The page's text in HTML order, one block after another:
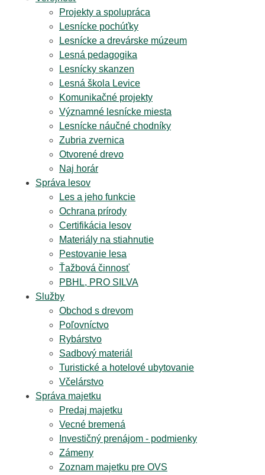
Projekty a spolupráca
Lesnícke pochúťky
Lesnícke a drevárske múzeum
Lesná pedagogika
Lesnícky skanzen
Lesná škola Levice
Komunikačné projekty
Významné lesnícke miesta
Lesnícke náučné chodníky
Zubria zvernica
Otvorené drevo
Naj horár
Správa lesov
Les a jeho funkcie
Ochrana prírody
Certifikácia lesov
Materiály na stiahnutie
Pestovanie lesa
Ťažbová činnosť
PBHL, PRO SILVA
Služby
Obchod s drevom
Poľovníctvo
Rybárstvo
Sadbový materiál
Turistické a hotelové ubytovanie
Včelárstvo
Správa majetku
Predaj majetku
Vecné bremená
Investičný prenájom - podmienky
Zámeny
Zoznam majetku pre OVS